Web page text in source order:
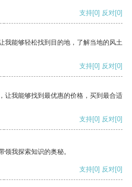
支持[0] 反对[0]
我能够轻松找到目的地，了解当地的风土
支持[0] 反对[0]
让我能够找到最优惠的价格，买到最合适
支持[0] 反对[0]
领我探索知识的奥秘。
支持[0] 反对[0]